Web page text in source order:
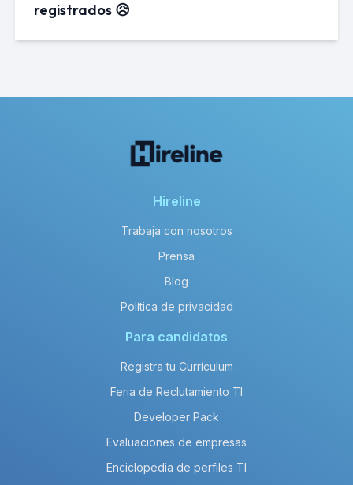
registrados 😥
Hireline
Trabaja con nosotros
Prensa
Blog
Política de privacidad
Para candidatos
Registra tu Currículum
Feria de Reclutamiento TI
Developer Pack
Evaluaciones de empresas
Enciclopedia de perfiles TI